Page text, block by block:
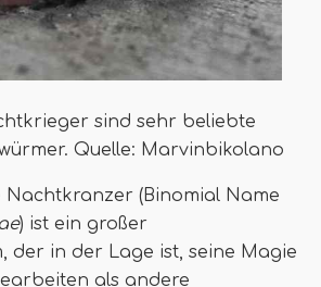
sind sehr beliebte
Quelle: Marvinbikolano
Nachtkranzer (Binomial Name
) ist ein großer
der in der Lage ist, seine Magie
als andere